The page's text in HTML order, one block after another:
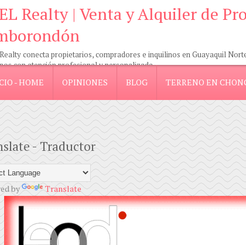
Realty | Venta y Alquiler de
conecta propietarios, compradores e inquilinos en Guayaquil
con atención profesional y personalizada.
- HOME OPINIONES BLOG TERRENO EN
- Traductor
by Translate